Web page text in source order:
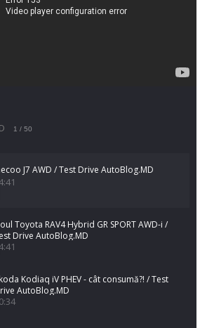
1 / 50
J7 AWD / Test Drive AutoBlog.MD
Toyota RAV4 Hybrid GR SPORT AWD-i /
Drive AutoBlog.MD
Kodiaq iV PHEV - cât consumă?! / Test
AutoBlog.MD